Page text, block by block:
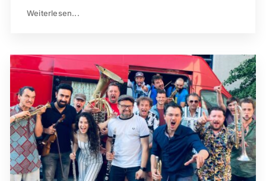
Weiterlesen...